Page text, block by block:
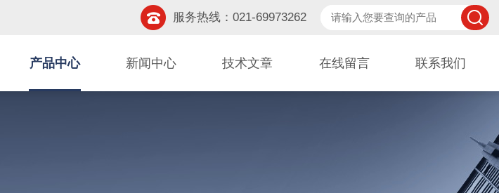
服务热线：021-69973262
产品中心 新闻中心 技术文章 在线留言 联系我们